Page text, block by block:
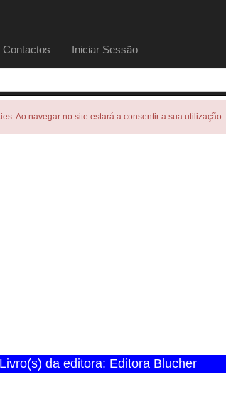
Contactos Iniciar Sessão
Ao navegar no site estará a consentir a sua
da editora: Editora Blucher